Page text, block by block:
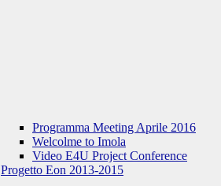
Programma Meeting Aprile 2016
Welcolme to Imola
Video E4U Project Conference
Progetto Eon 2013-2015